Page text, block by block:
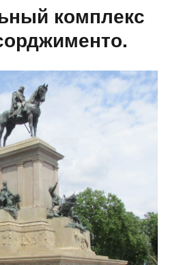
Площади
комплекс